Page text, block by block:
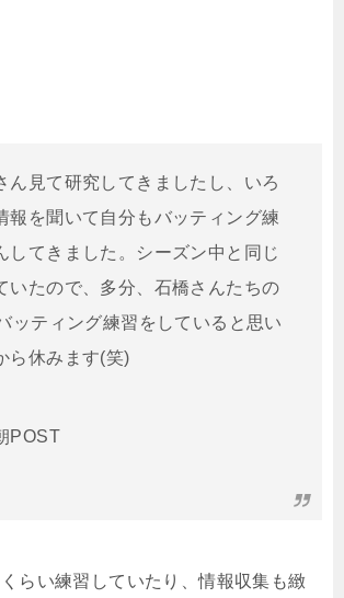
ん見て研究してきましたし、いろ
報を聞いて自分もバッティング練
してきました。シーズン中と同じ
いたので、多分、石橋さんたちの
ッティング練習をしていると思い
ら休みます(笑)
POST
らい練習していたり、情報収集も緻